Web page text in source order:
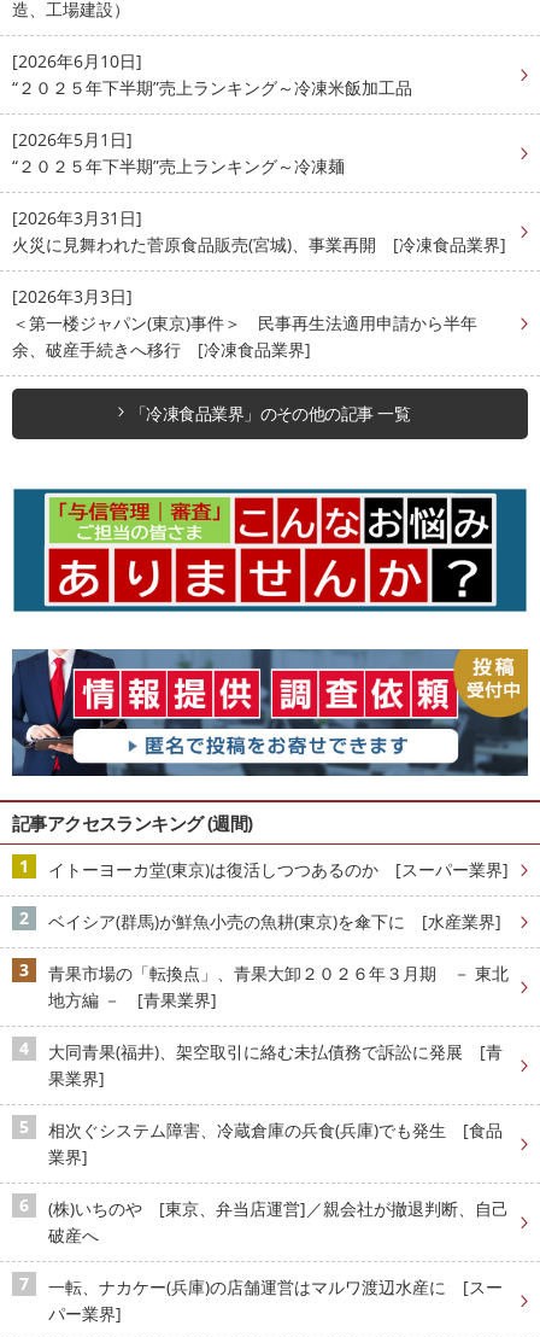
造、工場建設）
[2026年6月10日]
“２０２５年下半期”売上ランキング～冷凍米飯加工品
[2026年5月1日]
“２０２５年下半期”売上ランキング～冷凍麺
[2026年3月31日]
火災に見舞われた菅原食品販売(宮城)、事業再開 [冷凍食品業界]
[2026年3月3日]
＜第一楼ジャパン(東京)事件＞ 民事再生法適用申請から半年
余、破産手続きへ移行 [冷凍食品業界]
「冷凍食品業界」のその他の記事 一覧
記事アクセスランキング (週間)
イトーヨーカ堂(東京)は復活しつつあるのか [スーパー業界]
ベイシア(群馬)が鮮魚小売の魚耕(東京)を傘下に [水産業界]
青果市場の「転換点」、青果大卸２０２６年３月期 － 東北
地方編 － [青果業界]
大同青果(福井)、架空取引に絡む未払債務で訴訟に発展 [青
果業界]
相次ぐシステム障害、冷蔵倉庫の兵食(兵庫)でも発生 [食品
業界]
(株)いちのや [東京、弁当店運営]／親会社が撤退判断、自己
破産へ
一転、ナカケー(兵庫)の店舗運営はマルワ渡辺水産に [スー
パー業界]